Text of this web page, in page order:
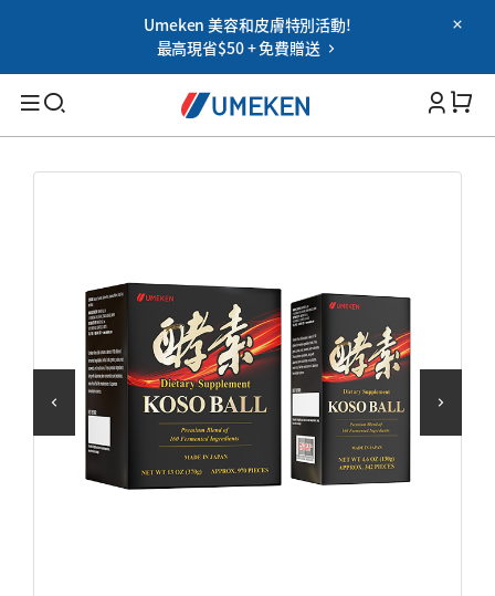
Umeken 美容和皮膚特別活動!
最高現省$50 + 免費贈送
Google
用社交網登錄時的使用協議
Filters
男性
女性
老年人
家族
保健能力